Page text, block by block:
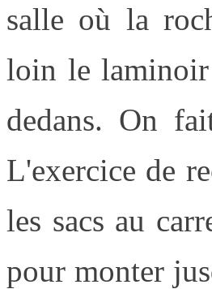
salle où la
loin le laminoir
dedans. On
L'exercice de
les sacs au
pour monter